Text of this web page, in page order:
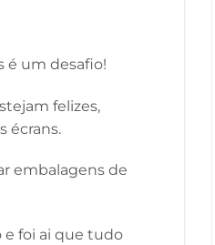
é um desafio!
felizes,
écrans.
embalagens de
e foi ai que tudo